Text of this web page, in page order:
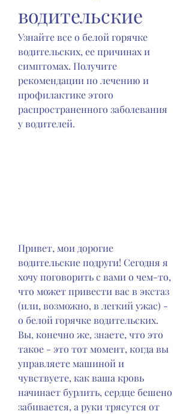
водительские
Узнайте все о белой горячке
водительских, ее причинах и
симптомах. Получите
рекомендации по лечению и
профилактике этого
распространенного заболевания
у водителей.
Привет, мои дорогие
водительские подруги! Сегодня я
хочу поговорить с вами о чем-то,
что может привести вас в экстаз
(или, возможно, в легкий ужас) -
о белой горячке водительских.
Вы, конечно же, знаете, что это
такое - это тот момент, когда вы
управляете машиной и
чувствуете, как ваша кровь
начинает бурлить, сердце бешено
забивается, а руки трясутся от